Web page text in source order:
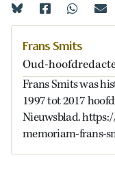
Frans Smits
Oud-
Frans Smits was
1997 tot 2017
Nieuwsblad.
memoriam-frans-